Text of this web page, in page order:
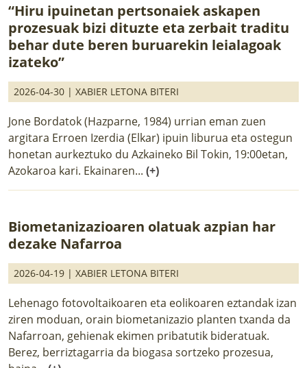
“Hiru ipuinetan pertsonaiek askapen
prozesuak bizi dituzte eta zerbait traditu
behar dute beren buruarekin leialagoak
izateko”
2026-04-30 | XABIER LETONA BITERI
Jone Bordatok (Hazparne, 1984) urrian eman zuen
argitara Erroen Izerdia (Elkar) ipuin liburua eta ostegun
honetan aurkeztuko du Azkaineko Bil Tokin, 19:00etan,
Azokaroa kari. Ekainaren... (+)
Biometanizazioaren olatuak azpian har
dezake Nafarroa
2026-04-19 | XABIER LETONA BITERI
Lehenago fotovoltaikoaren eta eolikoaren eztandak izan
ziren moduan, orain biometanizazio planten txanda da
Nafarroan, gehienak ekimen pribatutik bideratuak.
Berez, berriztagarria da biogasa sortzeko prozesua,